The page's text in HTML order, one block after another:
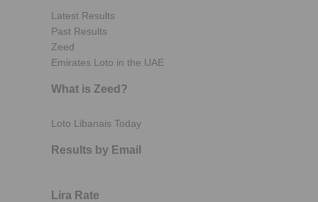
Latest Results
Past Results
Zeed
Emirates Loto in the UAE
What is Zeed?
Loto Libanais Today
Results by Email
Lira Rate